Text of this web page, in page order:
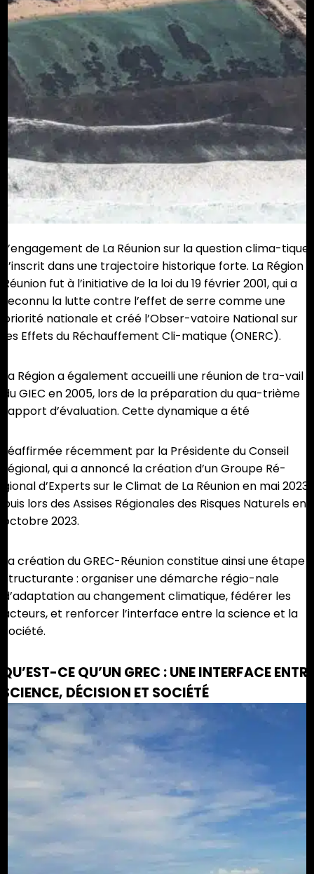
L’engagement de La Réunion sur la question clima-tique
s’inscrit dans une trajectoire historique forte. La Région
Réunion fut à l’initiative de la loi du 19 février 2001, qui a
reconnu la lutte contre l’effet de serre comme une
priorité nationale et créé l’Obser-vatoire National sur
les Effets du Réchauffement Cli-matique (ONERC).
La Région a également accueilli une réunion de tra-vail
du GIEC en 2005, lors de la préparation du qua-trième
rapport d’évaluation. Cette dynamique a été
réaffirmée récemment par la Présidente du Conseil
régional, qui a annoncé la création d’un Groupe Ré-
gional d’Experts sur le Climat de La Réunion en mai 2023,
puis lors des Assises Régionales des Risques Naturels en
octobre 2023.
La création du GREC-Réunion constitue ainsi une étape
structurante : organiser une démarche régio-nale
d’adaptation au changement climatique, fédérer les
acteurs, et renforcer l’interface entre la science et la
société.
QU’EST-CE QU’UN GREC : UNE INTERFACE ENTRE
SCIENCE, DÉCISION ET SOCIÉTÉ